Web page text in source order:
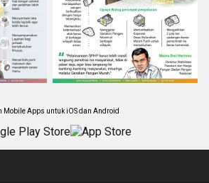
Mobile Apps untuk iOS dan Android